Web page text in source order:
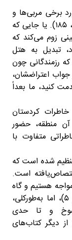
برخی مربی‌ها و
درگیری بچه‌ها با آنها می‌گوید (صفحات ۱۸۴، ۱۸۵). یا جایی که
زوم می‌کند که
تبدیل به هتل
رزمندگانی چون
اعتراضشان،
کنید، ما بعداً
کردستان
منطقه، حضور
متفاوت با
سعید، در ۳۴۲ صفحه تنظیم شده است که
است.
هستیم و گاه
از جذابیت خاطرات کاسته می‌شود (بخش ۵)، اما به‌طورکلی،
شوخ و تا حدی
دیگر کتاب‌های